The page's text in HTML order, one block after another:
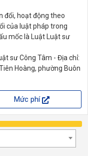
đổi, hoạt động theo
của luật pháp trong
mốc là Luật Luật sư
sư Công Tâm - Địa chỉ:
Hoàng, phường Buôn
Mức phí